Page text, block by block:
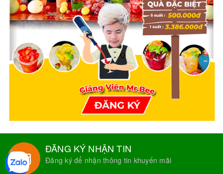
ĐĂNG KÝ NHẬN TIN
Đăng ký để nhận thông tin khuyến mãi